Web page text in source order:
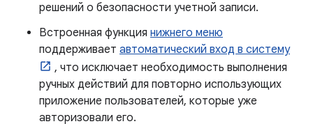
решений о безопасности учетной записи.
Встроенная функция нижнего меню
поддерживает автоматический вход в систему
, что исключает необходимость выполнения
ручных действий для повторно использующих
приложение пользователей, которые уже
авторизовали его.